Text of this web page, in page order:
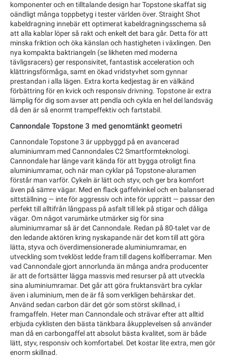
komponenter och en tilltalande design har Topstone skaffat sig
oändligt många toppbetyg i tester världen över. Straight Shot
kabeldragning innebär ett optimerat kabeldragningsschema så
att alla kablar löper så rakt och enkelt det bara går. Detta för att
minska friktion och öka känslan och hastigheten i växlingen. Den
nya kompakta baktriangeln (se likheten med moderna
tävligsracers) ger responsivitet, fantastisk acceleration och
klättringsförmåga, samt en ökad vridstyvhet som gynnar
prestandan i alla lägen. Extra korta kedjestag är en välkänd
förbättring för en kvick och responsiv drivning. Topstone är extra
lämplig för dig som avser att pendla och cykla en hel del landsväg
då den är så enormt trampeffektiv och fartstabil.
Cannondale Topstone 3 med genomtänkt geometri
Cannondale Topstone 3 är uppbyggd på en avancerad
aluminiumram med Cannondales C2 Smartformteknologi.
Cannondale har länge varit kända för att bygga otroligt fina
aluminiumramar, och när man cyklar på Topstone-aluramen
förstår man varför. Cykeln är lätt och styv, och ger bra komfort
även på sämre vägar. Med en flack gaffelvinkel och en balanserad
sittställning — inte för aggressiv och inte för upprätt — passar den
perfekt till alltifrån långpass på asfalt till lek på stigar och dåliga
vägar. Om något varumärke utmärker sig för sina
aluminiumramar så är det Cannondale. Redan på 80-talet var de
den ledande aktören kring nyskapande när det kom till att göra
lätta, styva och överdimensionerade aluminiumramar, en
utveckling som tveklöst ledde fram till dagens kolfiberramar. Men
vad Cannondale gjort annorlunda än många andra producenter
är att de fortsätter lägga massvis med resurser på att utveckla
sina aluminiumramar. Det går att göra fruktansvärt bra cyklar
även i aluminium, men de är få som verkligen behärskar det.
Använd sedan carbon där det gör som störst skillnad, i
framgaffeln. Heter man Cannondale och strävar efter att alltid
erbjuda cyklisten den bästa tänkbara åkupplevelsen så använder
man då en carbongaffel att absolut bästa kvalitet, som är både
lätt, styv, responsiv och komfortabel. Det kostar lite extra, men gör
enorm skillnad.